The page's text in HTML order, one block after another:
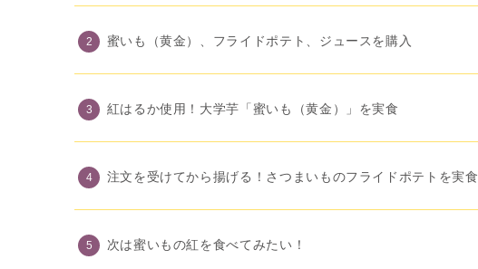
蜜いも（黄金）、フライドポテト、ジュースを購入
紅はるか使用！大学芋「蜜いも（黄金）」を実食
注文を受けてから揚げる！さつまいものフライドポテトを実食
次は蜜いもの紅を食べてみたい！